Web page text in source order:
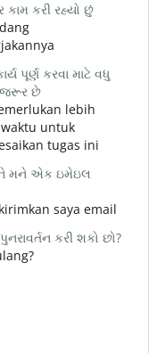
કામ કરી રહ્યો છું
પૂર્ણ કરવા માટે વધુ
છે
lebih
untuk
tugas ini
મને એક ઇમેઇલ
saya email
કરી શકો છો?